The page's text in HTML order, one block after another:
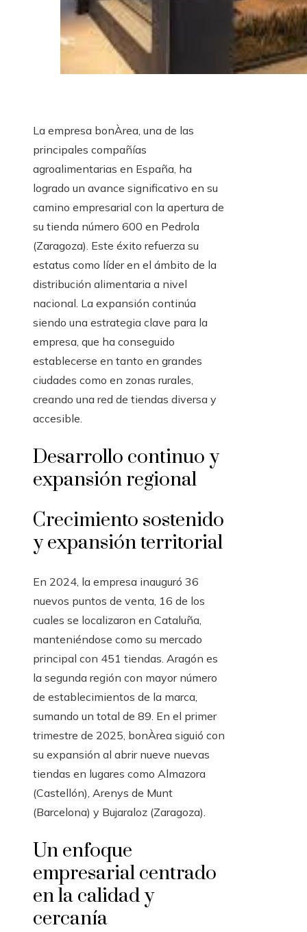
La empresa bonÀrea, una de las
principales compañías
agroalimentarias en España, ha
logrado un avance significativo en su
camino empresarial con la apertura de
su tienda número 600 en Pedrola
(Zaragoza). Este éxito refuerza su
estatus como líder en el ámbito de la
distribución alimentaria a nivel
nacional. La expansión continúa
siendo una estrategia clave para la
empresa, que ha conseguido
establecerse en tanto en grandes
ciudades como en zonas rurales,
creando una red de tiendas diversa y
accesible.
Desarrollo continuo y
expansión regional
Crecimiento sostenido
y expansión territorial
En 2024, la empresa inauguró 36
nuevos puntos de venta, 16 de los
cuales se localizaron en Cataluña,
manteniéndose como su mercado
principal con 451 tiendas. Aragón es
la segunda región con mayor número
de establecimientos de la marca,
sumando un total de 89. En el primer
trimestre de 2025, bonÀrea siguió con
su expansión al abrir nueve nuevas
tiendas en lugares como Almazora
(Castellón), Arenys de Munt
(Barcelona) y Bujaraloz (Zaragoza).
Un enfoque
empresarial centrado
en la calidad y
cercanía